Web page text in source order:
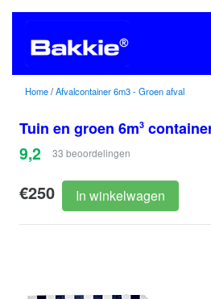
Home/Afvalcontainer 6m3 - Groen afval
Tuin en groen 6m3
9,2 33 beoordelingen
€250 In winkelwagen